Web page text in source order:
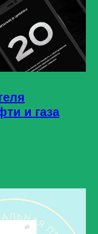
и газа